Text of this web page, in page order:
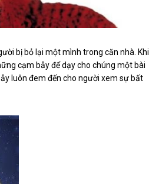
bị bỏ lại một mình trong căn nhà. Khi
cạm bẫy để dạy cho chúng một bài
luôn đem đến cho người xem sự bất